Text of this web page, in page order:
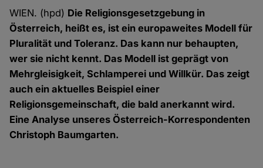
WIEN. (hpd) Die Religionsgesetzgebung in
Österreich, heißt es, ist ein europaweites Modell für
Pluralität und Toleranz. Das kann nur behaupten,
wer sie nicht kennt. Das Modell ist geprägt von
Mehrgleisigkeit, Schlamperei und Willkür. Das zeigt
auch ein aktuelles Beispiel einer
Religionsgemeinschaft, die bald anerkannt wird.
Eine Analyse unseres Österreich-Korrespondenten
Christoph Baumgarten.